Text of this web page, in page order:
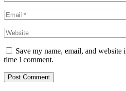
Save my name, email, and
time I comment.